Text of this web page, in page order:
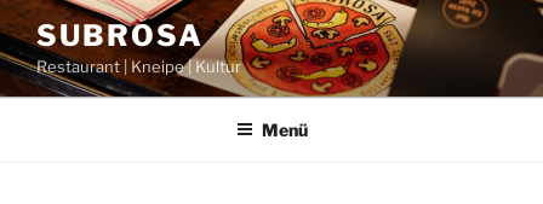
Zum
Inhalt
springen
SUBROSA
Restaurant | Kneipe | Kultur
Menü